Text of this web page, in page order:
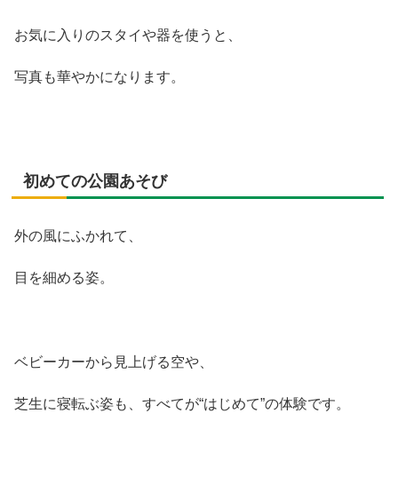
お気に入りのスタイや器を使うと、
写真も華やかになります。
初めての公園あそび
外の風にふかれて、
目を細める姿。
ベビーカーから見上げる空や、
芝生に寝転ぶ姿も、すべてが“はじめて”の体験です。